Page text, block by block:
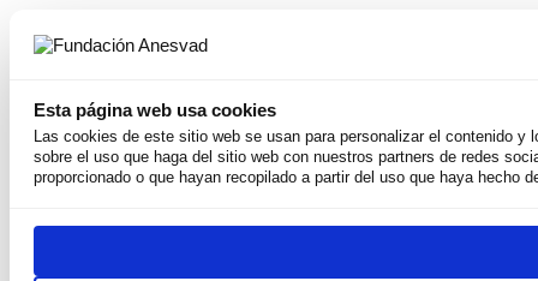
Esta página web usa cookies
Las cookies de este sitio web se usan para personalizar el contenido
sobre el uso que haga del sitio web con nuestros partners de redes
proporcionado o que hayan recopilado a partir del uso que haya hecho
Somos
Por qué existimos
Derechos Humanos